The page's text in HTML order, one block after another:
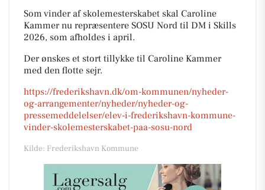
Som vinder af skolemesterskabet skal Caroline
Kammer nu repræsentere SOSU Nord til DM i Skills
2026, som afholdes i april.
Der ønskes et stort tillykke til Caroline Kammer
med den flotte sejr.
https://frederikshavn.dk/om-kommunen/nyheder-
og-arrangementer/nyheder/nyheder-og-
pressemeddelelser/elev-i-frederikshavn-kommune-
vinder-skolemesterskabet-paa-sosu-nord
Kilde: Frederikshavn Kommune